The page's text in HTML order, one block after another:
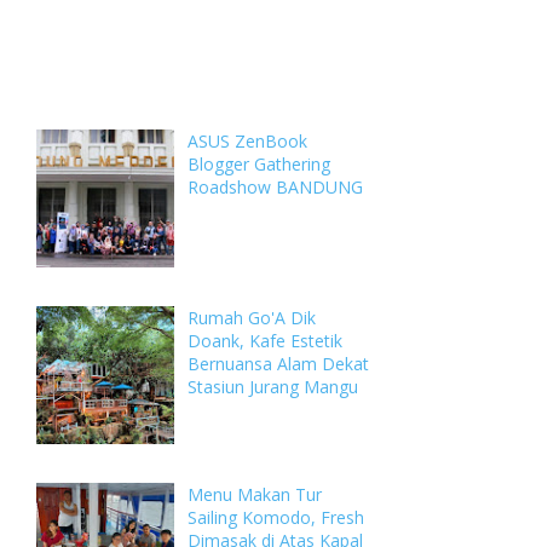
ASUS ZenBook
Blogger Gathering
Roadshow BANDUNG
Rumah Go'A Dik
Doank, Kafe Estetik
Bernuansa Alam Dekat
Stasiun Jurang Mangu
Menu Makan Tur
Sailing Komodo, Fresh
Dimasak di Atas Kapal